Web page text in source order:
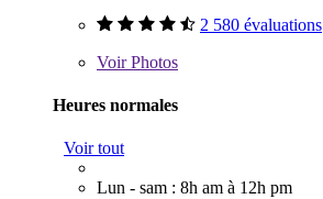
2 580 évaluations
VoirPhotos
Heures normales
Voir tout
Lun - sam : 8h am à 12h pm